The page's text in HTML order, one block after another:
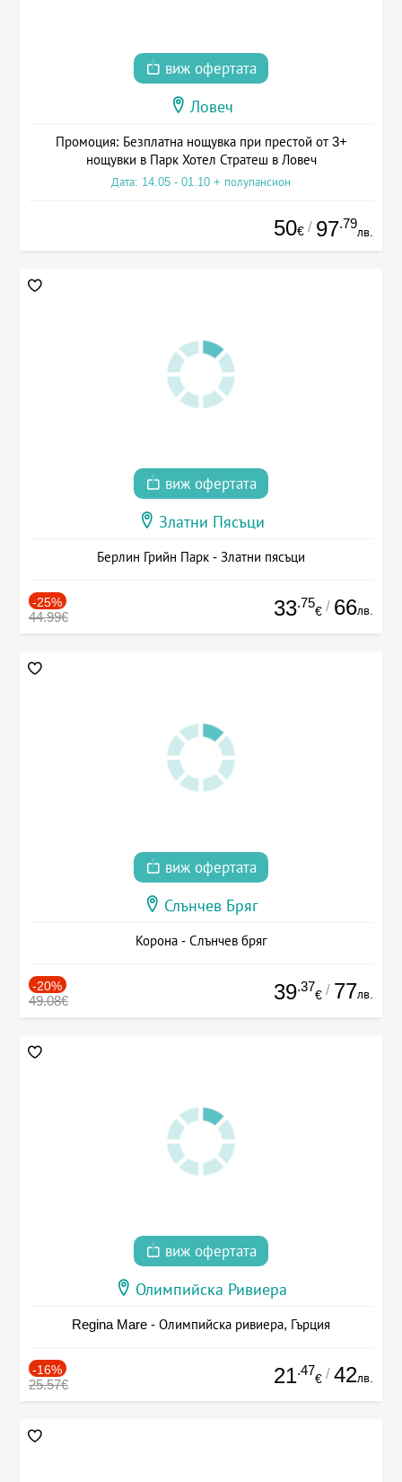
виж офертата
Ловеч
Промоция: Безплатна нощувка при престой от 3+
нощувки в Парк Хотел Стратеш в Ловеч
Дата: 14.05 - 01.10 + полупансион
50€ / 97.79
лв.
виж офертата
Златни Пясъци
Берлин Грийн Парк - Златни пясъци
-25%
44.99€ 33.75
€ / 66лв.
виж офертата
Слънчев Бряг
Корона - Слънчев бряг
-20%
49.08€ 39.37
€ / 77лв.
виж офертата
Олимпийска Ривиера
Regina Mare - Олимпийска ривиера, Гърция
-16%
25.57€ 21.47
€ / 42лв.